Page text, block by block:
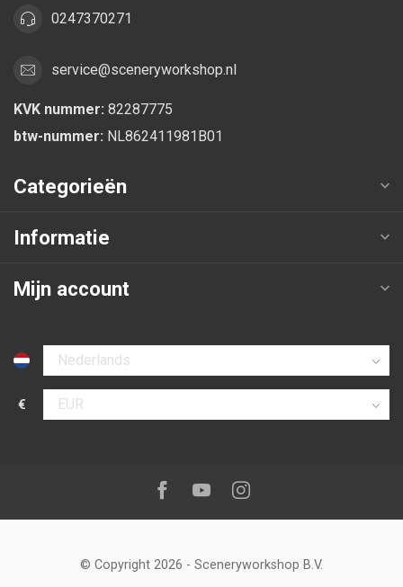
0247370271
service@sceneryworkshop.nl
KVK nummer: 82287775
btw-nummer: NL862411981B01
Categorieën
Informatie
Mijn account
Selecteer taal
€
Selecteer valuta
Volg ons op:Facebook
YoutubeInstagram
© Copyright 2026 - Sceneryworkshop B.V.